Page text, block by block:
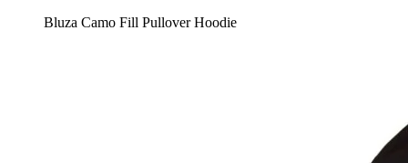
Bluza Camo Fill Pullover Hoodie